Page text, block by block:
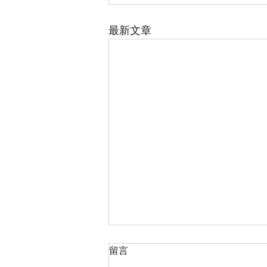
最新文章
2026七月八月 简易的零星整
留言